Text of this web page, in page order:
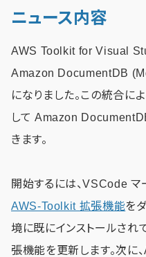
ニュース内容
AWS Toolkit for Visual
Amazon DocumentDB
になりました。この統合に
して Amazon
きます。
開始するには、VSCode マ
AWS-Toolkit 拡張機能を
境に既にインストールさ
張機能を更新します。次に